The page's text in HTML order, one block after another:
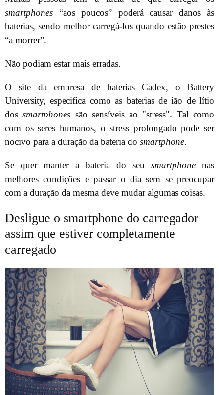
smartphones “aos poucos” poderá causar danos às
baterias, sendo melhor carregá-los quando estão prestes
“a morrer”.
Não podiam estar mais erradas.
O site da empresa de baterias Cadex, o Battery
University, especifica como as baterias de ião de lítio
dossmartphones são sensíveis ao "stress". Tal como
com os seres humanos, o stress prolongado pode ser
nocivo para a duração da bateria do smartphone.
Se quer manter a bateria do seu smartphone nas
melhores condições e passar o dia sem se preocupar
com a duração da mesma deve mudar algumas coisas.
Desligue o smartphone do carregador
assim que estiver completamente
carregado